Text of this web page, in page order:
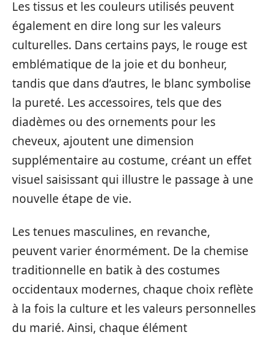
Les tissus et les couleurs utilisés peuvent
également en dire long sur les valeurs
culturelles. Dans certains pays, le rouge est
emblématique de la joie et du bonheur,
tandis que dans d’autres, le blanc symbolise
la pureté. Les accessoires, tels que des
diadèmes ou des ornements pour les
cheveux, ajoutent une dimension
supplémentaire au costume, créant un effet
visuel saisissant qui illustre le passage à une
nouvelle étape de vie.
Les tenues masculines, en revanche,
peuvent varier énormément. De la chemise
traditionnelle en batik à des costumes
occidentaux modernes, chaque choix reflète
à la fois la culture et les valeurs personnelles
du marié. Ainsi, chaque élément